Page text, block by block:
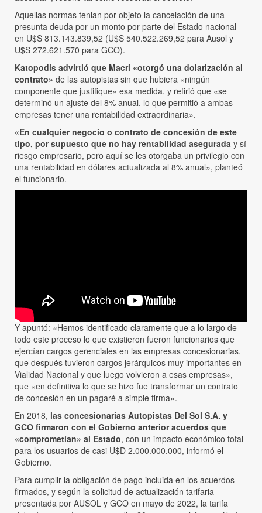
Aquellas normas tenian por objeto la cancelación de una
presunta deuda por un monto por parte del Estado nacional
en U$S 813.143.839,52 (U$S 540.522.269,52 para Ausol y
U$S 272.621.570 para GCO).
Katopodis advirtió que Macri «otorgó una dolarización al
contrato» de las autopistas sin que hubiera «ningún
componente que justifique» esa medida, y refirió que «se
determinó un ajuste del 8% anual, lo que permitió a ambas
empresas tener una rentabilidad extraordinaria».
«En cualquier negocio o contrato de concesión de este
tipo, por supuesto que no hay rentabilidad asegurada y sí
riesgo empresario, pero aquí se les otorgaba un privilegio con
una rentabilidad en dólares actualizada al 8% anual», planteó
el funcionario.
Y apuntó: «Hemos identificado claramente que a lo largo de
todo este proceso lo que existieron fueron funcionarios que
ejercían cargos gerenciales en las empresas concesionarias,
que después tuvieron cargos jerárquicos muy importantes en
Vialidad Nacional y que luego volvieron a esas empresas»,
que «en definitiva lo que se hizo fue transformar un contrato
de concesión en un pagaré a simple firma».
En 2018, las concesionarias Autopistas Del Sol S.A. y
GCO firmaron con el Gobierno anterior acuerdos que
«comprometían» al Estado, con un impacto económico total
para los usuarios de casi U$D 2.000.000.000, informó el
Gobierno.
Para cumplir la obligación de pago incluida en los acuerdos
firmados, y según la solicitud de actualización tarifaria
presentada por AUSOL y GCO en mayo de 2022, la tarifa